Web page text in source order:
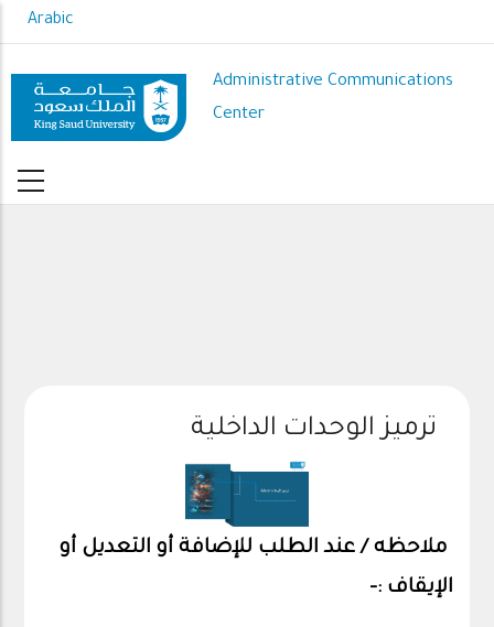
to
content
Arabic
Administrative Communications
Center
ترميز الوحدات الداخلية
ملاحظه / عند الطلب للإضافة أو التعديل أو
الإيقاف :-